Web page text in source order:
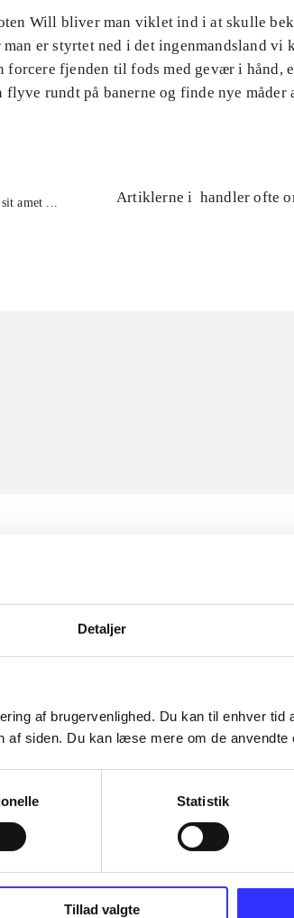
Detaljer
af brugervenlighed. Du kan til enhver
af siden. Du kan læse mere om de anvendte
Statistik
Tillad valgte
Will bliver man viklet ind i at skulle
er styrtet ned i det ingenmandsland vi
forcere fjenden til fods med gevær i hånd,
flyve rundt på banerne og finde nye måder
amet ...
Artiklerne i handler ofte